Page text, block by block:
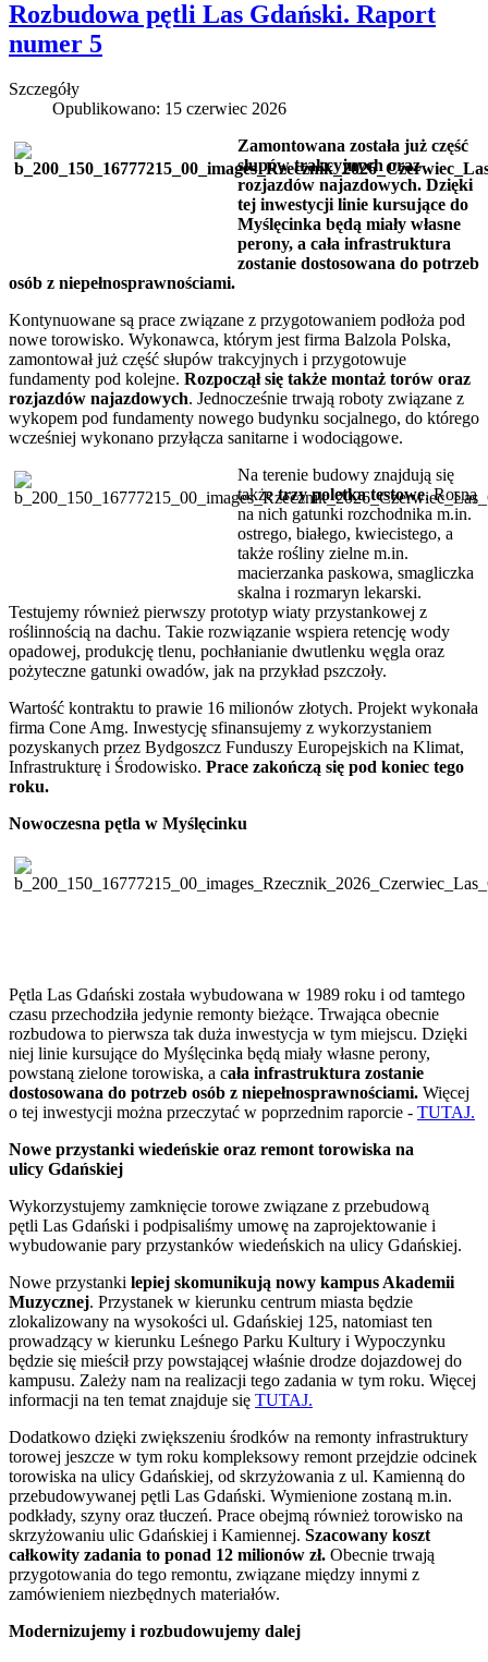
Rozbudowa pętli Las Gdański. Raport
numer 5
Szczegóły
Opublikowano: 15 czerwiec 2026
Zamontowana została już część
słupów trakcyjnych oraz
rozjazdów najazdowych. Dzięki
tej inwestycji linie kursujące do
Myślęcinka będą miały własne
perony, a cała infrastruktura
zostanie dostosowana do potrzeb
osób z niepełnosprawnościami.
Kontynuowane są prace związane z przygotowaniem podłoża pod
nowe torowisko. Wykonawca, którym jest firma Balzola Polska,
zamontował już część słupów trakcyjnych i przygotowuje
fundamenty pod kolejne. Rozpoczął się także montaż torów oraz
rozjazdów najazdowych. Jednocześnie trwają roboty związane z
wykopem pod fundamenty nowego budynku socjalnego, do którego
wcześniej wykonano przyłącza sanitarne i wodociągowe.
Na terenie budowy znajdują się
takżetrzy poletka testowe. Rosną
na nich gatunki rozchodnika m.in.
ostrego, białego, kwiecistego, a
także rośliny zielne m.in.
macierzanka paskowa, smagliczka
skalna i rozmaryn lekarski.
Testujemy również pierwszy prototyp wiaty przystankowej z
roślinnością na dachu. Takie rozwiązanie wspiera retencję wody
opadowej, produkcję tlenu, pochłanianie dwutlenku węgla oraz
pożyteczne gatunki owadów, jak na przykład pszczoły.
Wartość kontraktu to prawie 16 milionów złotych. Projekt wykonała
firma Cone Amg. Inwestycję sfinansujemy z wykorzystaniem
pozyskanych przez Bydgoszcz Funduszy Europejskich na Klimat,
Infrastrukturę i Środowisko. Prace zakończą się pod koniec tego
roku.
Nowoczesna pętla w Myślęcinku
Pętla Las Gdański została wybudowana w 1989 roku i od tamtego
czasu przechodziła jedynie remonty bieżące. Trwająca obecnie
rozbudowa to pierwsza tak duża inwestycja w tym miejscu. Dzięki
niej linie kursujące do Myślęcinka będą miały własne perony,
powstaną zielone torowiska, a cała infrastruktura zostanie
dostosowana do potrzeb osób z niepełnosprawnościami. Więcej
o tej inwestycji można przeczytać w poprzednim raporcie - TUTAJ.
Nowe przystanki wiedeńskie oraz remont torowiska na
ulicy Gdańskiej
Wykorzystujemy zamknięcie torowe związane z przebudową
pętli Las Gdański i podpisaliśmy umowę na zaprojektowanie i
wybudowanie pary przystanków wiedeńskich na ulicy Gdańskiej.
Nowe przystanki lepiej skomunikują nowy kampus Akademii
Muzycznej. Przystanek w kierunku centrum miasta będzie
zlokalizowany na wysokości ul. Gdańskiej 125, natomiast ten
prowadzący w kierunku Leśnego Parku Kultury i Wypoczynku
będzie się mieścił przy powstającej właśnie drodze dojazdowej do
kampusu. Zależy nam na realizacji tego zadania w tym roku. Więcej
informacji na ten temat znajduje się TUTAJ.
Dodatkowo dzięki zwiększeniu środków na remonty infrastruktury
torowej jeszcze w tym roku kompleksowy remont przejdzie odcinek
torowiska na ulicy Gdańskiej, od skrzyżowania z ul. Kamienną do
przebudowywanej pętli Las Gdański. Wymienione zostaną m.in.
podkłady, szyny oraz tłuczeń. Prace obejmą również torowisko na
skrzyżowaniu ulic Gdańskiej i Kamiennej. Szacowany koszt
całkowity zadania to ponad 12 milionów zł. Obecnie trwają
przygotowania do tego remontu, związane między innymi z
zamówieniem niezbędnych materiałów.
Modernizujemy i rozbudowujemy dalej